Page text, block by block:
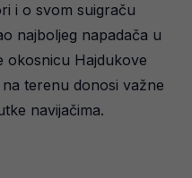
i o svom suigraču
najboljeg napadača u
okosnicu Hajdukove
terenu donosi važne
navijačima.